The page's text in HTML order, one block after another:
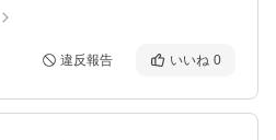
違反報告 いいね 0